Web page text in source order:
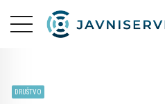
DRUŠTVO